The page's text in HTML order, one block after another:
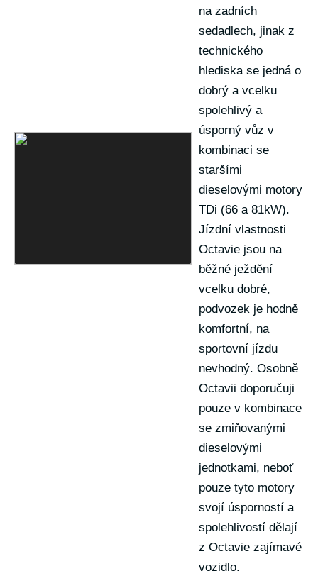
na zadních
sedadlech, jinak z
technického
hlediska se jedná o
dobrý a vcelku
spolehlivý a
úsporný vůz v
kombinaci se
staršími
dieselovými motory
TDi (66 a 81kW).
Jízdní vlastnosti
Octavie jsou na
běžné ježdění
vcelku dobré,
podvozek je hodně
komfortní, na
sportovní jízdu
nevhodný. Osobně
Octavii doporučuji
pouze v kombinace
se zmiňovanými
dieselovými
jednotkami, neboť
pouze tyto motory
svojí úsporností a
spolehlivostí dělají
z Octavie zajímavé
vozidlo.